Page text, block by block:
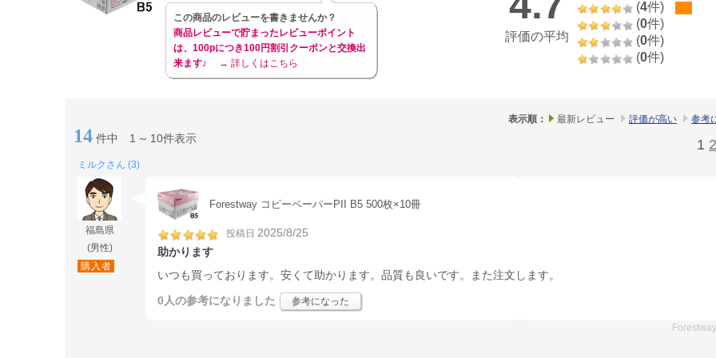
評価の平均
(4件)
(0件)
(0件)
(0件)
この商品のレビューを書きませんか？
商品レビューで貯まったレビューポイント
は、100pにつき100円割引クーポンと交換出
来ます♪
→ 詳しくはこちら
表示順： 最新レビュー 評価が高い 参考
14 件中 1 ～ 10件表示 1 2
ミルクさん (3)
福島県
(男性)
購入者
Forestway コピーペーパーPII B5 500枚×10冊
投稿日 2025/8/25
助かります
いつも買っております。安くて助かります。品質も良いです。また注文します。
0人の参考になりました 参考になった
Forestway